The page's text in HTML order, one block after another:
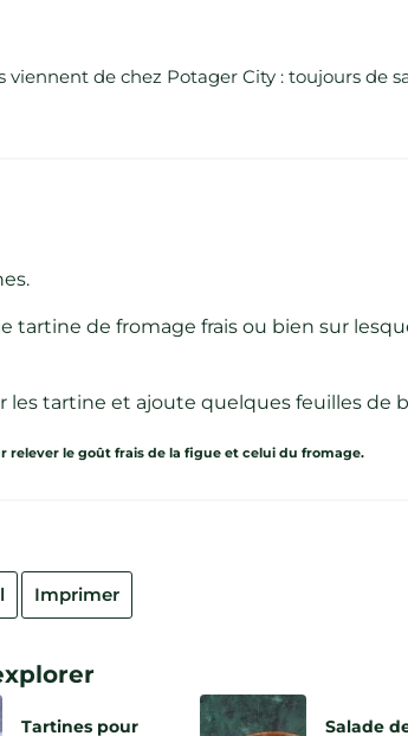
viennent de chez Potager City : toujours de
tartine de fromage frais ou bien sur
les tartine et ajoute quelques feuilles de
relever le goût frais de la figue et celui du fromage.
Imprimer
Tartines pour
Salade